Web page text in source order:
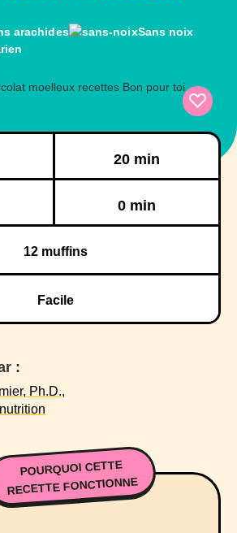
arachides
Sans noix
20 min
0 min
12muffins
Facile
:
Ph.D.,
POURQUOI CETTE
RECETTE FONCTIONNE